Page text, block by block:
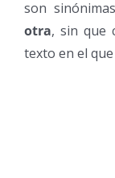
son
otra, sin que
texto en el